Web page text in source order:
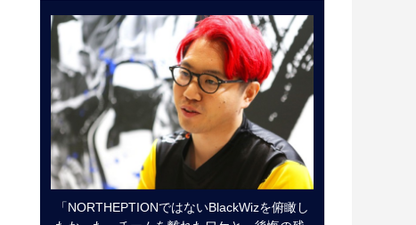
「NORTHEPTIONではないBlackWizを俯瞰し